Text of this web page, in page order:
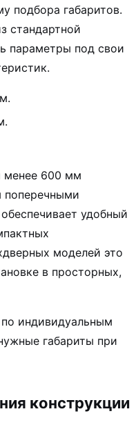
подбора габаритов.
стандартной
параметры под свои
менее 600 мм
поперечными
удобный
моделей это
в просторных,
индивидуальным
габариты при
конструкции